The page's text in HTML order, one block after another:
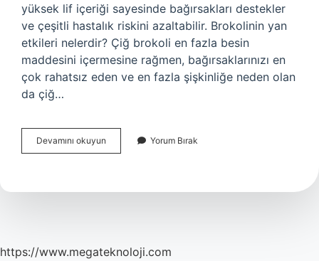
yüksek lif içeriği sayesinde bağırsakları destekler
ve çeşitli hastalık riskini azaltabilir. Brokolinin yan
etkileri nelerdir? Çiğ brokoli en fazla besin
maddesini içermesine rağmen, bağırsaklarınızı en
çok rahatsız eden ve en fazla şişkinliğe neden olan
da çiğ…
Devamını okuyun Haslanmis
Brokoli
Mi
Yorum Bırak
https://www.megateknoloji.com